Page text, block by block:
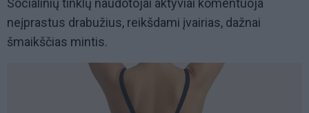
Socialinių tinklų naudotojai aktyviai komentuoja
neįprastus drabužius, reikšdami įvairias, dažnai
šmaikščias mintis.